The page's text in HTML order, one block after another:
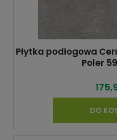
Płytka podłogowa
Poler
DO